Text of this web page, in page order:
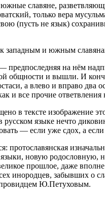
славяне,
только вера
(пусть не язык)
западным и южным
предпоследняя на нём
общности и вышли. И
а влево и вправо
и все прочие ответвления
в тексте изображение
русском языке нечто
— если уже сдох, а
протославянская
новую родословную,
прошлое, даже
инородцев, забывших о
Ю.Петуховым.